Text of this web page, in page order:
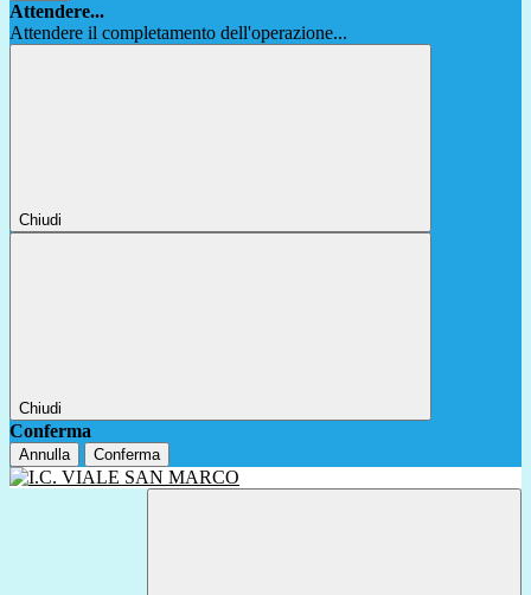
Attendere...
Attendere il completamento dell'operazione...
Chiudi
Chiudi
Conferma
Annulla Conferma